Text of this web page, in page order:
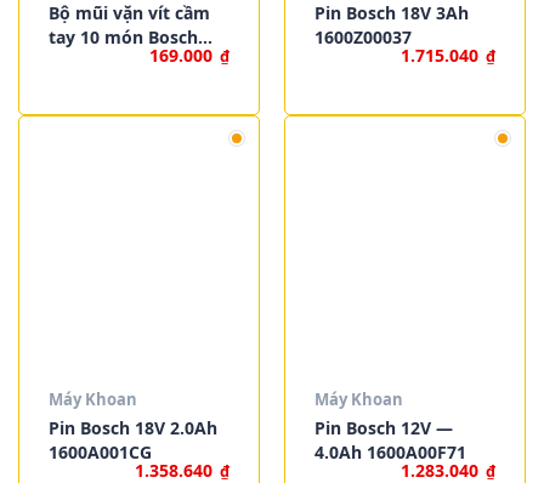
Bộ mũi vặn vít cầm
tay 10 món Bosch
169.000 ₫
Pin Bosch 18V 3Ah
1600Z00037
1.715.040 ₫
Máy Khoan
Pin Bosch 18V 2.0Ah
1600A001CG
1.358.640 ₫
Máy Khoan
Pin Bosch 12V —
4.0Ah 1600A00F71
1.283.040 ₫